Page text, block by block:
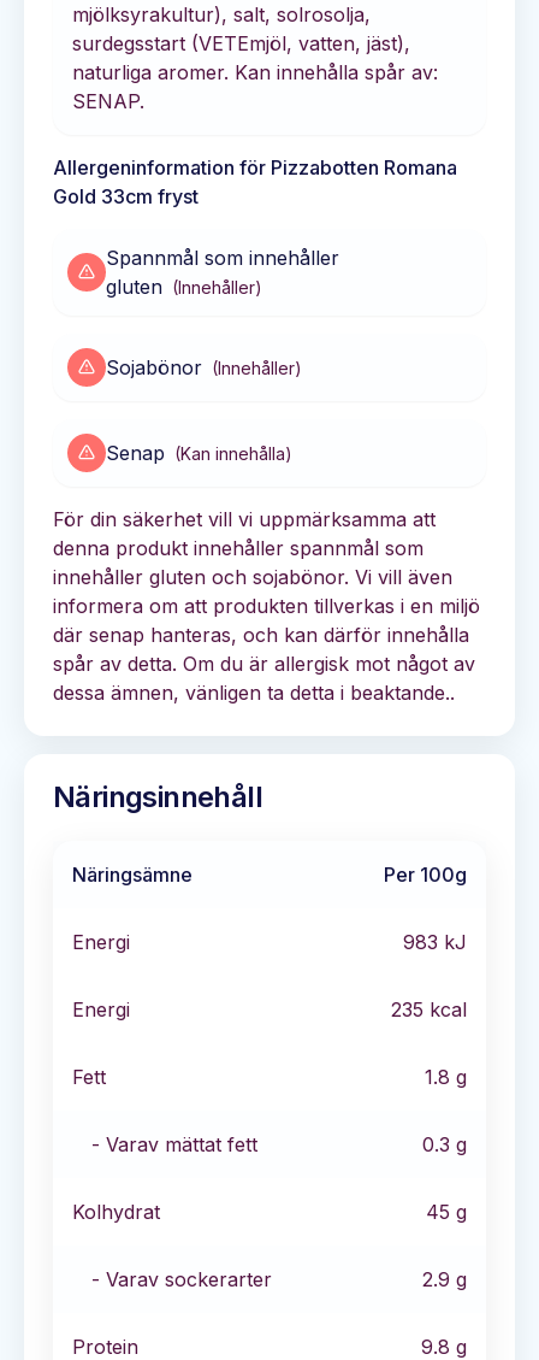
mjölksyrakultur), salt, solrosolja,
surdegsstart (VETEmjöl, vatten, jäst),
naturliga aromer. Kan innehålla spår av:
SENAP.
Allergeninformation för Pizzabotten Romana
Gold 33cm fryst
Spannmål som innehåller
gluten (Innehåller)
Sojabönor (Innehåller)
Senap (Kan innehålla)
För din säkerhet vill vi uppmärksamma att
denna produkt innehåller spannmål som
innehåller gluten och sojabönor. Vi vill även
informera om att produkten tillverkas i en miljö
där senap hanteras, och kan därför innehålla
spår av detta. Om du är allergisk mot något av
dessa ämnen, vänligen ta detta i beaktande..
Näringsinnehåll
Näringsämne Per 100g
Energi 983 kJ
Energi 235 kcal
Fett 1.8 g
- Varav mättat fett 0.3 g
Kolhydrat 45 g
- Varav sockerarter 2.9 g
Protein 9.8 g